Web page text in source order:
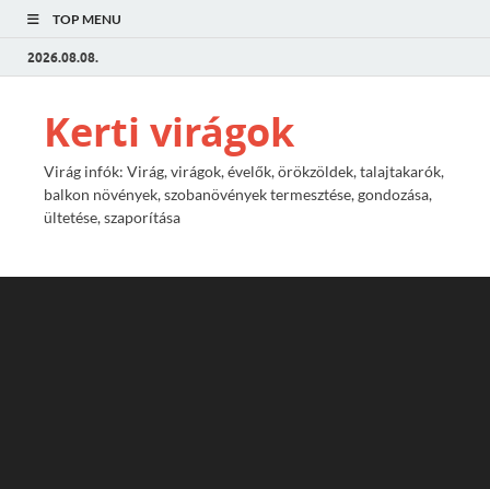
TOP MENU
2026.08.08.
Kerti virágok
Virág infók: Virág, virágok, évelők, örökzöldek, talajtakarók,
balkon növények, szobanövények termesztése, gondozása,
ültetése, szaporítása